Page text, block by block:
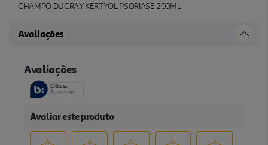
CHAMPÔ DUCRAY KERTYOL PSORIASE 200ML
Avaliações